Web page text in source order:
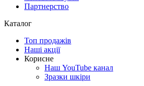
Партнерство
Каталог
Топ продажів
Наші акції
Корисне
Наш YouTube канал
Зразки шкіри